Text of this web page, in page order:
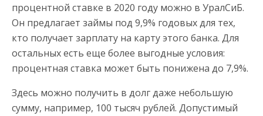
процентной ставке в 2020 году можно в УралСиБ.
Он предлагает займы под 9,9% годовых для тех,
кто получает зарплату на карту этого банка. Для
остальных есть еще более выгодные условия:
процентная ставка может быть понижена до 7,9%.
Здесь можно получить в долг даже небольшую
сумму, например, 100 тысяч рублей. Допустимый